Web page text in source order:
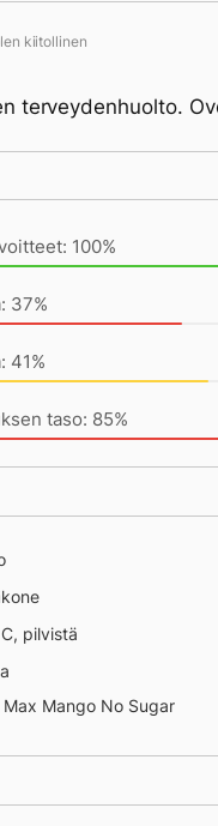
kiitollinen
terveydenhuolto.
100%
37%
41%
taso: 85%
C, pilvistä
Max Mango No Sugar
onkin hyvin